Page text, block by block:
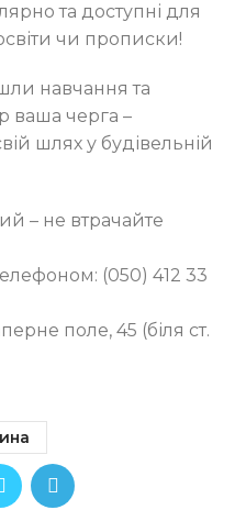
та доступні для
чи прописки!
навчання та
ваша черга –
шлях у будівельній
– не втрачайте
(050) 412 33
поле, 45 (біля ст.